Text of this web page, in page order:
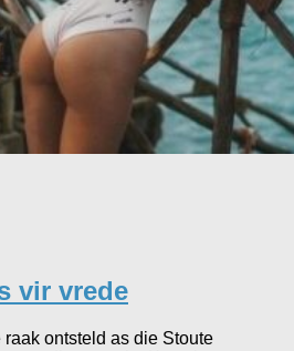
vir vrede
ontsteld as die Stoute